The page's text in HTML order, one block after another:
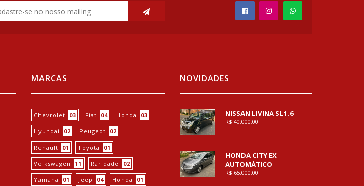
MARCAS
Chevrolet 03 Fiat 04 Honda 03
Hyundai 02 Peugeot 02
Renault 01 Toyota 01
Volkswagen 11 Raridade 02
Yamaha 01 Jeep 04 Honda 01
NOVIDADES
NISSAN LIVINA SL1.6
R$ 40.000,00
HONDA CITY EX
AUTOMÁTICO
R$ 65.000,00